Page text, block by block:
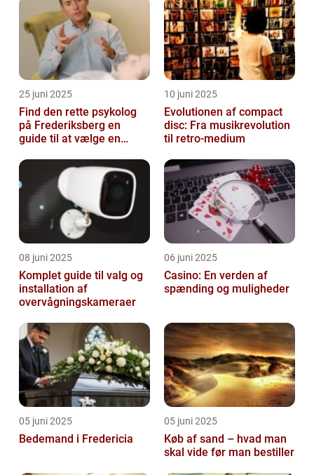
25 juni 2025
Find den rette psykolog
på Frederiksberg en
guide til at vælge en
10 juni 2025
Evolutionen af compact
disc: Fra musikrevolution
til retro-medium
08 juni 2025
Komplet guide til valg og
installation af
overvågningskameraer
06 juni 2025
Casino: En verden af
spænding og muligheder
05 juni 2025
Bedemand i Fredericia
05 juni 2025
Køb af sand – hvad man
skal vide før man bestiller